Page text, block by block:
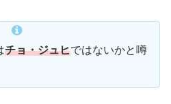
チョ・ジュヒではないかと噂